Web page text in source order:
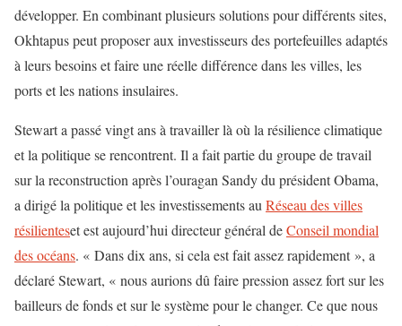
développer. En combinant plusieurs solutions pour différents sites,
Okhtapus peut proposer aux investisseurs des portefeuilles adaptés
à leurs besoins et faire une réelle différence dans les villes, les
ports et les nations insulaires.
Stewart a passé vingt ans à travailler là où la résilience climatique
et la politique se rencontrent. Il a fait partie du groupe de travail
sur la reconstruction après l’ouragan Sandy du président Obama,
a dirigé la politique et les investissements au Réseau des villes
résilienteset est aujourd’hui directeur général deConseil mondial
des océans. « Dans dix ans, si cela est fait assez rapidement », a
déclaré Stewart, « nous aurions dû faire pression assez fort sur les
bailleurs de fonds et sur le système pour le changer. Ce que nous